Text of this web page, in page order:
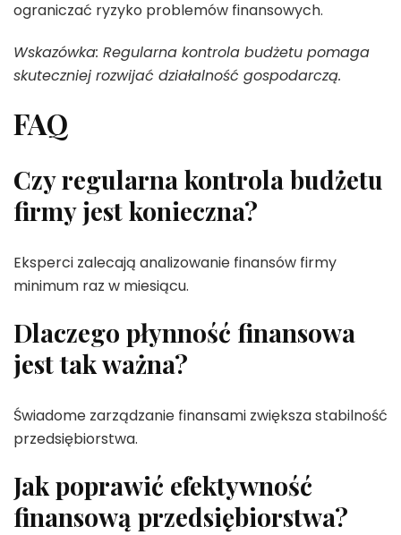
ograniczać ryzyko problemów finansowych.
Wskazówka: Regularna kontrola budżetu pomaga
skuteczniej rozwijać działalność gospodarczą.
FAQ
Czy regularna kontrola budżetu
firmy jest konieczna?
Eksperci zalecają analizowanie finansów firmy
minimum raz w miesiącu.
Dlaczego płynność finansowa
jest tak ważna?
Świadome zarządzanie finansami zwiększa stabilność
przedsiębiorstwa.
Jak poprawić efektywność
finansową przedsiębiorstwa?